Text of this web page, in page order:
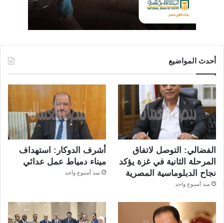
أحدث المواضيع
الفضالي: التوصل لاتفاق
المرحلة الثانية في غزة يؤكد
نجاح الدبلوماسية المصرية
منذ أسبوع واحد
أشرف الدوكار: استهداف
ميناء دمياط عمل عدائي
منذ أسبوع واحد